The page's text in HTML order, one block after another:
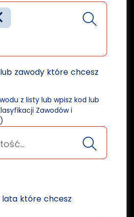
zawody które chcesz
z listy lub wpisz kod lub
Zawodów i
które chcesz